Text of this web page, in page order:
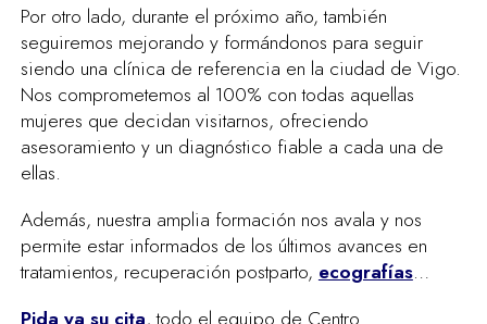
Por otro lado, durante el próximo año, también
seguiremos mejorando y formándonos para seguir
siendo una clínica de referencia en la ciudad de Vigo.
Nos comprometemos al 100% con todas aquellas
mujeres que decidan visitarnos, ofreciendo
asesoramiento y un diagnóstico fiable a cada una de
ellas.
Además, nuestra amplia formación nos avala y nos
permite estar informados de los últimos avances en
tratamientos, recuperación postparto, ecografías…
Pida ya su cita, todo el equipo de Centro